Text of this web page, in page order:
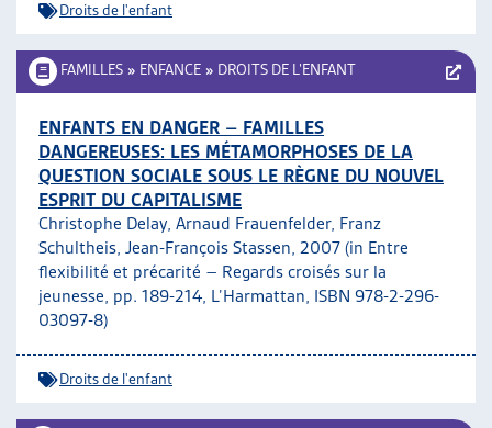
Droits de l'enfant
FAMILLES » ENFANCE » DROITS DE L’ENFANT
ENFANTS EN DANGER – FAMILLES
DANGEREUSES: LES MÉTAMORPHOSES DE LA
QUESTION SOCIALE SOUS LE RÈGNE DU NOUVEL
ESPRIT DU CAPITALISME
Christophe Delay, Arnaud Frauenfelder, Franz
Schultheis, Jean-François Stassen, 2007 (in Entre
flexibilité et précarité – Regards croisés sur la
jeunesse, pp. 189-214, L’Harmattan, ISBN 978-2-296-
03097-8)
Droits de l'enfant